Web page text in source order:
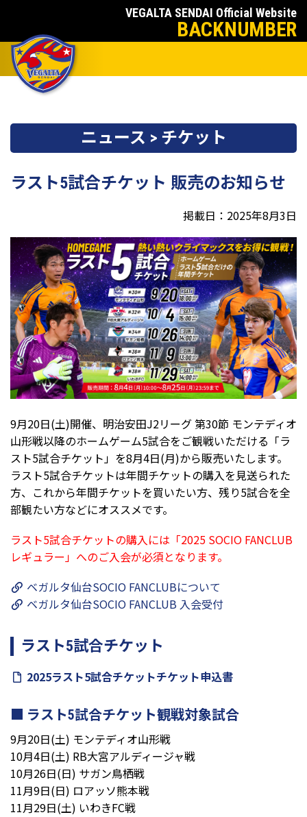
VEGALTA SENDAI Official Website
BACKNUMBER
ニュース > チケット
ラスト5試合チケット 販売のお知らせ
掲載日：2025年8月3日
9月20日(土)開催、明治安田J2リーグ 第30節 モンテディオ
山形戦以降のホームゲーム5試合をご観戦いただける「ラ
スト5試合チケット」を8月4日(月)から販売いたします。
ラスト5試合チケットは年間チケットの購入を見送られた
方、これから年間チケットを買いたい方、残り5試合を全
部観たい方などにオススメです。
ラスト5試合チケットの購入には「2025 SOCIO FANCLUB
レギュラー」へのご入会が必須となります。
ベガルタ仙台SOCIO FANCLUBについて
ベガルタ仙台SOCIO FANCLUB 入会受付
ラスト5試合チケット
2025ラスト5試合チケットチケット申込書
ラスト5試合チケット観戦対象試合
9月20日(土) モンテディオ山形戦
10月4日(土) RB大宮アルディージャ戦
10月26日(日) サガン鳥栖戦
11月9日(日) ロアッソ熊本戦
11月29日(土) いわきFC戦